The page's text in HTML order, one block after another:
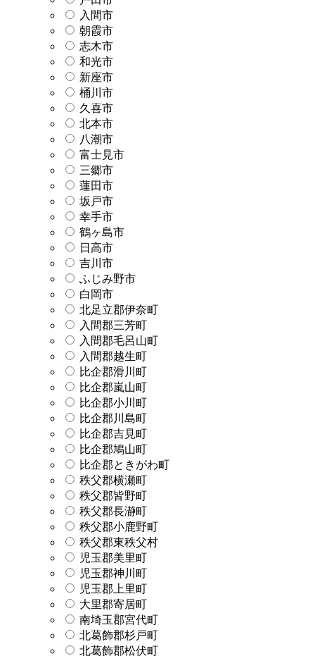
入間市
朝霞市
志木市
和光市
新座市
桶川市
久喜市
北本市
八潮市
富士見市
三郷市
蓮田市
坂戸市
幸手市
鶴ヶ島市
日高市
吉川市
ふじみ野市
白岡市
北足立郡伊奈町
入間郡三芳町
入間郡毛呂山町
入間郡越生町
比企郡滑川町
比企郡嵐山町
比企郡小川町
比企郡川島町
比企郡吉見町
比企郡鳩山町
比企郡ときがわ町
秩父郡横瀬町
秩父郡皆野町
秩父郡長瀞町
秩父郡小鹿野町
秩父郡東秩父村
児玉郡美里町
児玉郡神川町
児玉郡上里町
大里郡寄居町
南埼玉郡宮代町
北葛飾郡杉戸町
北葛飾郡松伏町